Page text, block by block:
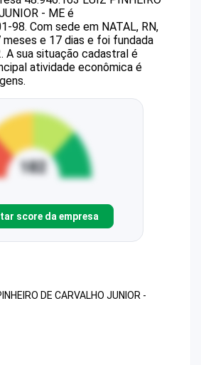
- ME é
98. Com sede em NATAL, RN,
meses e 17 dias e foi fundada
A sua situação cadastral é
atividade econômica é
score da empresa
DE CARVALHO JUNIOR -